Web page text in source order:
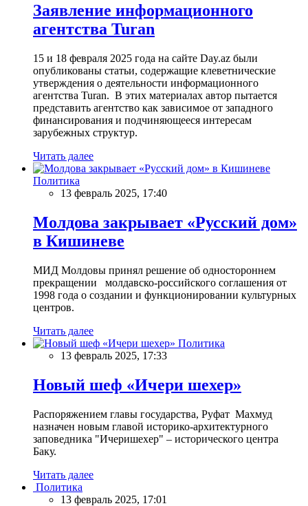
Заявление информационного
агентства Turan
15 и 18 февраля 2025 года на сайте Day.az были
опубликованы статьи, содержащие клеветнические
утверждения о деятельности информационного
агентства Turan. В этих материалах автор пытается
представить агентство как зависимое от западного
финансирования и подчиняющееся интересам
зарубежных структур.
Читать далее
Политика
13 февраль 2025, 17:40
Молдова закрывает «Русский дом»
в Кишиневе
МИД Молдовы принял решение об одностороннем
прекращении молдавско-российского соглашения от
1998 года о создании и функционировании культурных
центров.
Читать далее
Политика
13 февраль 2025, 17:33
Новый шеф «Ичери шехер»
Распоряжением главы государства, Руфат Махмуд
назначен новым главой историко-архитектурного
заповедника "Ичеришехер" – исторического центра
Баку.
Читать далее
Политика
13 февраль 2025, 17:01